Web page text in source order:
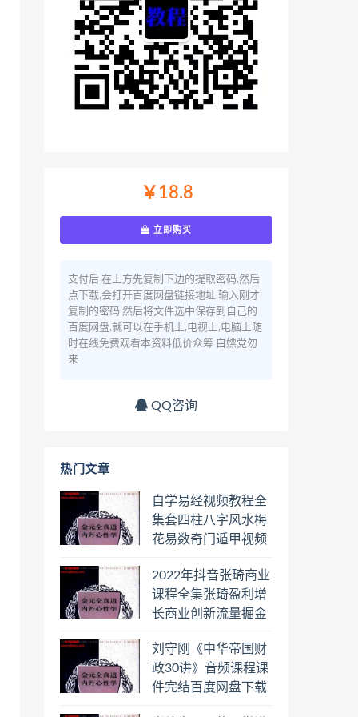
￥18.8
立即购买
支付后 在上方先复制下边的提取密码,然后
点下载,会打开百度网盘链接地址 输入刚才
复制的密码 然后将文件选中保存到自己的
百度网盘,就可以在手机上,电视上,电脑上随
时在线免费观看本资料低价众筹 白嫖党勿
来
QQ咨询
热门文章
自学易经视频教程全
集套四柱八字风水梅
花易数奇门遁甲视频
日罗盘教程百度云网
盘会员
2022年抖音张琦商业
课程全集张琦盈利增
长商业创新流量掘金
盘下载学习
刘守刚《中华帝国财
政30讲》音频课程课
件完结百度网盘下载